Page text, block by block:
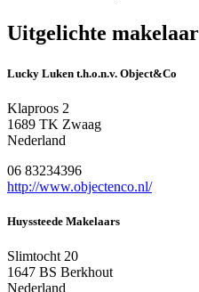
Uitgelichte
Lucky Luken t.h.o.n.v. Object&Co
Klaproos 2
1689 TK Zwaag
Nederland
06 83234396
http://www.objectenco.nl/
Huyssteede Makelaars
Slimtocht 20
1647 BS Berkhout
Nederland